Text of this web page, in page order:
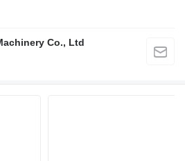
Co., Ltd